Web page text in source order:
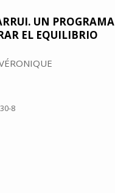
UN PROGRAMA
EL EQUILIBRIO
8